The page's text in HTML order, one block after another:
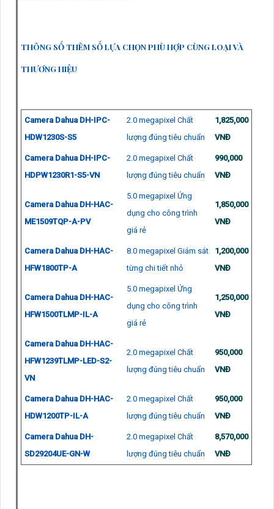
THÔNG SỐ THÊM SỐ LỰA CHỌN PHÙ HỢP CÙNG LOẠI VÀ
THƯƠNG HIỆU
Camera Dahua DH-IPC-
HDW1230S-S5
2.0 megapixel Chất
lượng đúng tiêu chuẩn
1,825,000
VNĐ
Camera Dahua DH-IPC-
HDPW1230R1-S5-VN
2.0 megapixel Chất
lượng đúng tiêu chuẩn
990,000
VNĐ
Camera Dahua DH-HAC-
ME1509TQP-A-PV
5.0 megapixel Ứng
dụng cho công trình
giá rẻ
1,850,000
VNĐ
Camera Dahua DH-HAC-
HFW1800TP-A
8.0 megapixel Giám sát
từng chi tiết nhỏ
1,200,000
VNĐ
Camera Dahua DH-HAC-
HFW1500TLMP-IL-A
5.0 megapixel Ứng
dụng cho công trình
giá rẻ
1,250,000
VNĐ
Camera Dahua DH-HAC-
HFW1239TLMP-LED-S2-
VN
2.0 megapixel Chất
lượng đúng tiêu chuẩn
950,000
VNĐ
Camera Dahua DH-HAC-
HDW1200TP-IL-A
2.0 megapixel Chất
lượng đúng tiêu chuẩn
950,000
VNĐ
Camera Dahua DH-
SD29204UE-GN-W
2.0 megapixel Chất
lượng đúng tiêu chuẩn
8,570,000
VNĐ